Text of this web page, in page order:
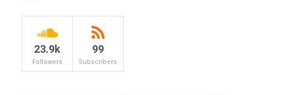
23.9k
Followers
99
Subscribers